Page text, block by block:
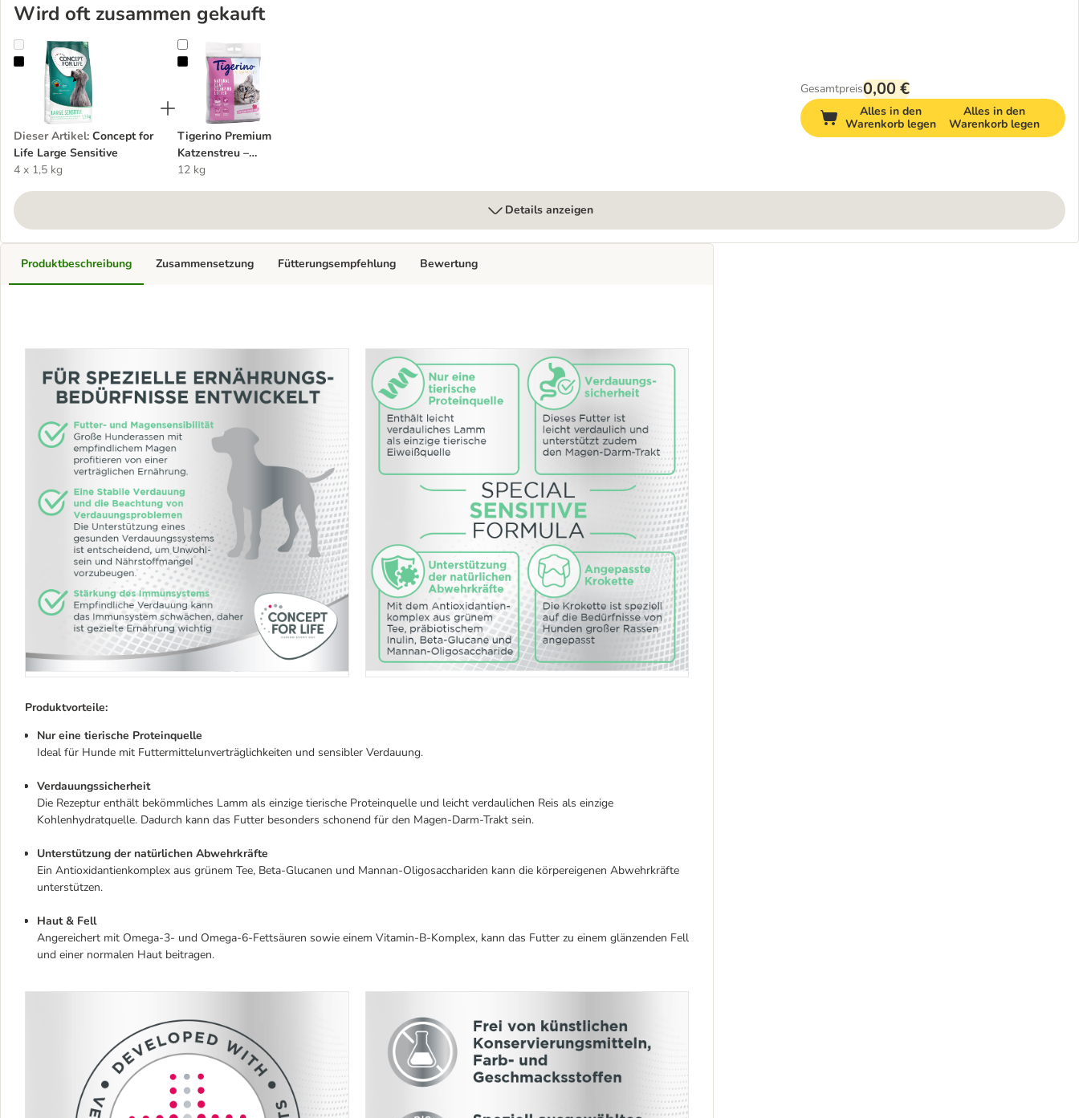
Wird oft zusammen gekauft
Concept for Life Large Sensitive
Dieser Artikel: Concept for
Life Large Sensitive
4 x 1,5 kg
Tigerino Premium Katzenstreu – Babypuderduft
Tigerino Premium
Katzenstreu –
Babypuderduft
12 kg
Gesamtpreis0,00 €
Alles in den
Warenkorb legen
Alles in den
Warenkorb legen
Details anzeigen
Produktbeschreibung
Produktvorteile:
Nur eine tierische Proteinquelle
Ideal für Hunde mit Futtermittelunverträglichkeiten und sensibler Verdauung.
Verdauungssicherheit
Die Rezeptur enthält bekömmliches Lamm als einzige tierische Proteinquelle und leicht verdaulichen Reis als einzige
Kohlenhydratquelle. Dadurch kann das Futter besonders schonend für den Magen-Darm-Trakt sein.
Unterstützung der natürlichen Abwehrkräfte
Ein Antioxidantienkomplex aus grünem Tee, Beta-Glucanen und Mannan-Oligosacchariden kann die körpereigenen Abwehrkräfte
unterstützen.
Haut & Fell
Angereichert mit Omega-3- und Omega-6-Fettsäuren sowie einem Vitamin-B-Komplex, kann das Futter zu einem glänzenden Fell
und einer normalen Haut beitragen.
Zusammensetzung Fütterungsempfehlung Bewertung